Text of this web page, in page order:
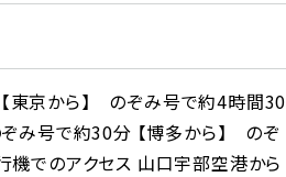
東京から】 のぞみ号で約4時間30
み号で約30分 【博多から】 のぞ
でのアクセス 山口宇部空港から